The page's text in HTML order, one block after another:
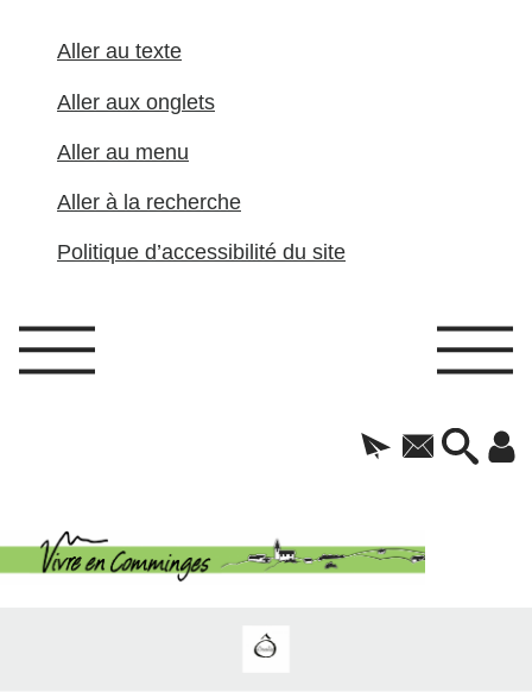
Aller au texte
Aller aux onglets
Aller au menu
Aller à la recherche
Politique d’accessibilité du site